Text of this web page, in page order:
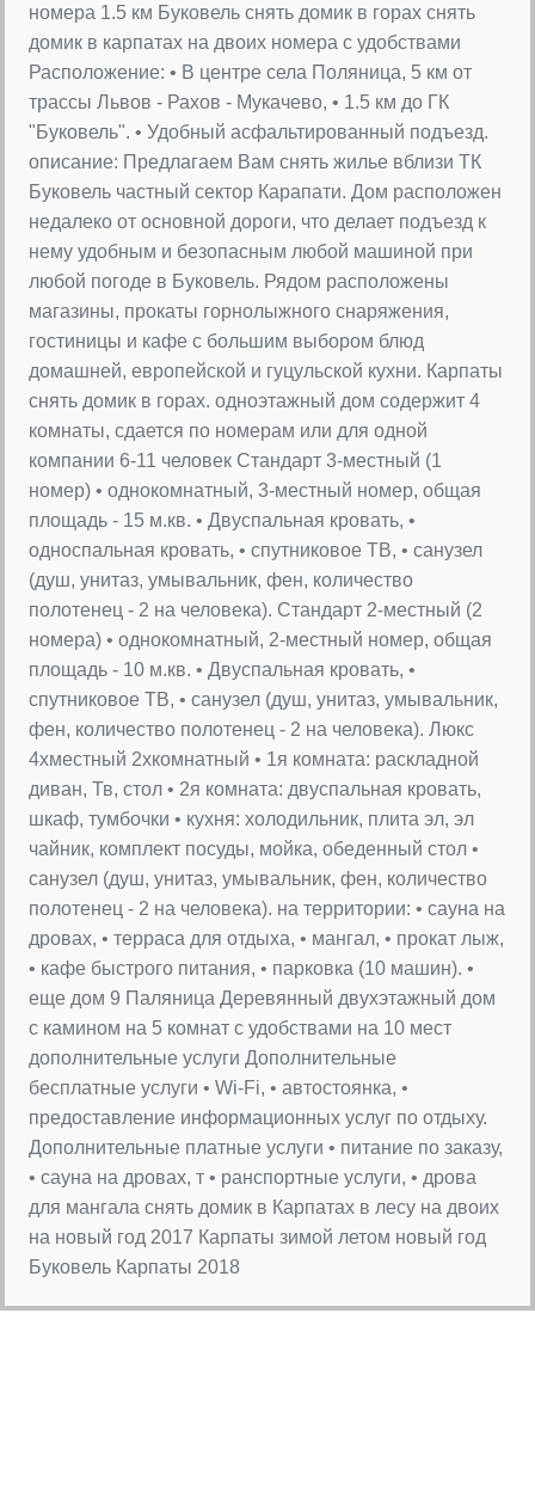
номера 1.5 км Буковель снять домик в горах снять
домик в карпатах на двоих номера с удобствами
Расположение: • В центре села Поляница, 5 км от
трассы Львов - Рахов - Мукачево, • 1.5 км до ГК
"Буковель". • Удобный асфальтированный подъезд.
описание: Предлагаем Вам снять жилье вблизи ТК
Буковель частный сектор Карапати. Дом расположен
недалеко от основной дороги, что делает подъезд к
нему удобным и безопасным любой машиной при
любой погоде в Буковель. Рядом расположены
магазины, прокаты горнолыжного снаряжения,
гостиницы и кафе с большим выбором блюд
домашней, европейской и гуцульской кухни. Карпаты
снять домик в горах. одноэтажный дом содержит 4
комнаты, сдается по номерам или для одной
компании 6-11 человек Стандарт 3-местный (1
номер) • однокомнатный, 3-местный номер, общая
площадь - 15 м.кв. • Двуспальная кровать, •
односпальная кровать, • спутниковое ТВ, • санузел
(душ, унитаз, умывальник, фен, количество
полотенец - 2 на человека). Стандарт 2-местный (2
номера) • однокомнатный, 2-местный номер, общая
площадь - 10 м.кв. • Двуспальная кровать, •
спутниковое ТВ, • санузел (душ, унитаз, умывальник,
фен, количество полотенец - 2 на человека). Люкс
4хместный 2хкомнатный • 1я комната: раскладной
диван, Тв, стол • 2я комната: двуспальная кровать,
шкаф, тумбочки • кухня: холодильник, плита эл, эл
чайник, комплект посуды, мойка, обеденный стол •
санузел (душ, унитаз, умывальник, фен, количество
полотенец - 2 на человека). на территории: • сауна на
дровах, • терраса для отдыха, • мангал, • прокат лыж,
• кафе быстрого питания, • парковка (10 машин). •
еще дом 9 Паляница Деревянный двухэтажный дом
с камином на 5 комнат с удобствами на 10 мест
дополнительные услуги Дополнительные
бесплатные услуги • Wi-Fi, • автостоянка, •
предоставление информационных услуг по отдыху.
Дополнительные платные услуги • питание по заказу,
• сауна на дровах, т • ранспортные услуги, • дрова
для мангала снять домик в Карпатах в лесу на двоих
на новый год 2017 Карпаты зимой летом новый год
Буковель Карпаты 2018